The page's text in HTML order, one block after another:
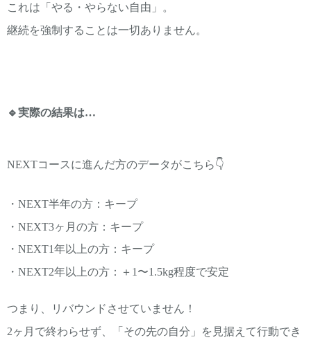
これは「やる・やらない自由」。
継続を強制することは一切ありません。
🔹実際の結果は…
NEXTコースに進んだ方のデータがこちら👇
・NEXT半年の方：キープ
・NEXT3ヶ月の方：キープ
・NEXT1年以上の方：キープ
・NEXT2年以上の方：＋1〜1.5kg程度で安定
つまり、リバウンドさせていません！
2ヶ月で終わらせず、「その先の自分」を見据えて行動でき